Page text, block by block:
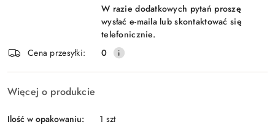
W razie dodatkowych pytań proszę
wysłać e-maila lub skontaktować się
telefonicznie.
Cena przesyłki:
0
Więcej o produkcie
Ilość w opakowaniu: 1 szt